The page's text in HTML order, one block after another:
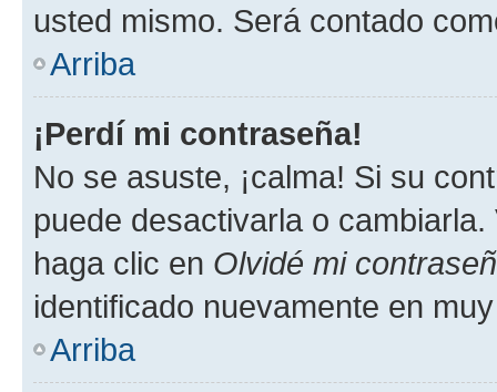
usted mismo. Será contado
Arriba
¡Perdí mi contraseña!
No se asuste, ¡calma! Si su
puede desactivarla o
haga clic en Olvidé mi
identificado nuevamente en
Arriba